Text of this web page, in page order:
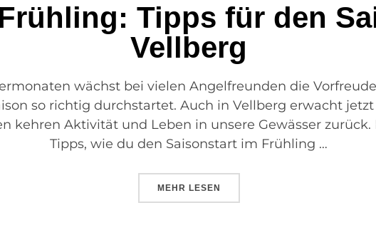
Tipps für den
Vellberg
wächst bei vielen Angelfreunden die
so richtig durchstartet. Auch in Vellberg erwacht
kehren Aktivität und Leben in unsere Gewässer
Tipps, wie du den Saisonstart im Frühling …
MEHR LESEN